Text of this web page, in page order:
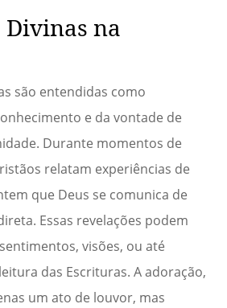
Divinas na
são entendidas como
e da vontade de
Durante momentos de
relatam experiências de
que Deus se comunica de
Essas revelações podem
visões, ou até
das Escrituras. A adoração,
um ato de louvor, mas